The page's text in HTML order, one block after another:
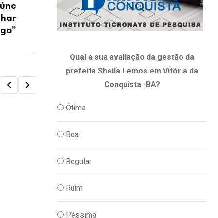
Comida preparada em banheiro na
Qual a sua avaliação da gestão da
prefeita Sheila Lemos em Vitória da
Conquista -BA?
Ótima
Boa
Regular
Ruim
Péssima